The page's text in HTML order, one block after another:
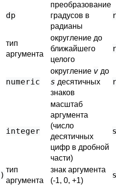
dp
преобразование
градусов в
радианы
тип
аргумента
округление до
ближайшего
целого
numeric
округление v до
s десятичных
знаков
integer
масштаб
аргумента
(число
десятичных
цифр в дробной
части)
)
тип
аргумента
знак аргумента
(-1, 0, +1)